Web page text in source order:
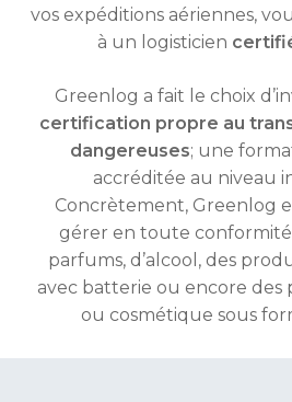
vos expéditions aériennes,
à un logisticien
Greenlog a fait le choix
certification propre au
dangereuses; une
accréditée au niveau
Concrètement, Greenlog
gérer en toute
parfums, d’alcool, des
avec batterie ou encore des
ou cosmétique sous